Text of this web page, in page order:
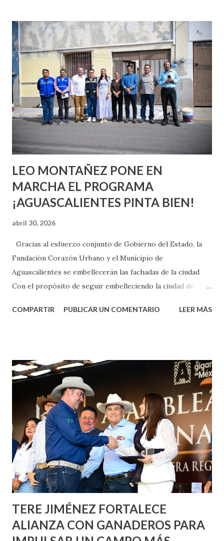
conoces ni la mitad de lo que deberías saber. Pero incluso
quienes ya han tenido relaciones sexuales no son expertos
o expertas en el tema. Siempre hay algo nuevo que
aprender y nuevas experiencias que conocer. Si eres una
chica y aún no has tenido relaciones sexuales, tal vez
pienses que el sexo será increíble y no puedas esperar para
experimentarlo, pero como cualquier persona con
experiencia te dirá, siempre es mejor cuando ambas partes
son suficientemen...
LEO MONTAÑEZ PONE EN
MARCHA EL PROGRAMA
¡AGUASCALIENTES PINTA BIEN!
abril 30, 2026
Gracias al esfuerzo conjunto de Gobierno del Estado, la
Fundación Corazón Urbano y el Municipio de
Aguascalientes se embellecerán las fachadas de la ciudad
Con el propósito de seguir embelleciendo la ciudad de
municipal, Leo Montañez dio inicio al programa
Corazón Urbano y el Municipio capital. Leo Montañez
informó que en este programa se usarán cerca de 90 mil
metros cuadrados de pintura, para dar inicio en la calle
Nieto, entre Jesús F. Elizondo y la calle 22 de Octubre, con
lo que se aplicará pintura en 66 casas. Posteriormente se
llevará este programa a Villas de Nuestra Señora de la
Asunción, Avenida Alameda y Decreto 27 de Septiembre, en
los edificios FOVISSSTE Ojo de Agua, en la comunidad
Norias de Paso Hondo y en los edificios de...
COMPARTIR PUBLICAR UN COMENTARIO LEER MÁS
TERE JIMÉNEZ FORTALECE
ALIANZA CON GANADEROS PARA